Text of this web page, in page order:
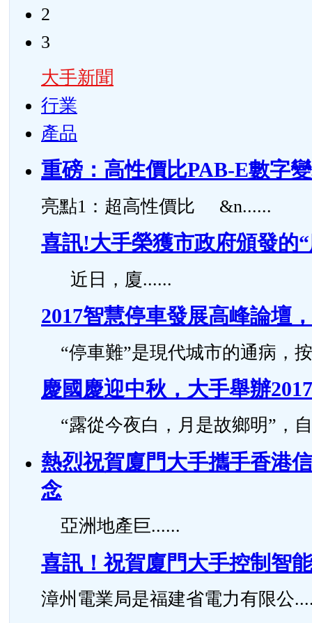
2
3
大手新聞
行業
產品
重磅：高性價比PAB-E數字
亮點1：超高性價比 &n......
喜訊!大手榮獲市政府頒發的
近日，廈......
2017智慧停車發展高峰論壇
“停車難”是現代城市的通病，
慶國慶迎中秋，大手舉辦
“露從今夜白，月是故鄉明”，
熱烈祝賀廈門大手攜手香港
念
亞洲地產巨......
喜訊！祝賀廈門大手控制智
漳州電業局是福建省電力有限公